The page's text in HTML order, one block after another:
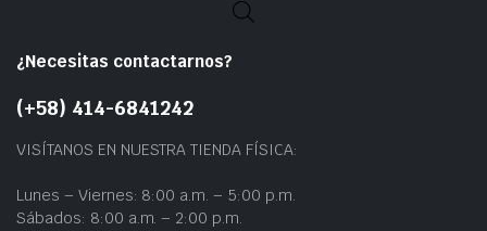
¿Necesitas contactarnos?
(+58) 414-6841242
VISÍTANOS EN NUESTRA TIENDA FÍSICA:
Lunes – Viernes: 8:00 a.m. – 5:00 p.m.
Sábados: 8:00 a.m. – 2:00 p.m.